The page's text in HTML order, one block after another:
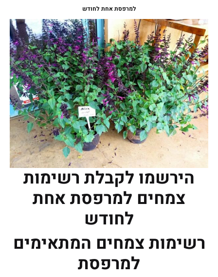
למרפסת אחת לחודש
הירשמו לקבלת רשימות
צמחים למרפסת אחת
לחודש
רשימות צמחים המתאימים
למרפסת